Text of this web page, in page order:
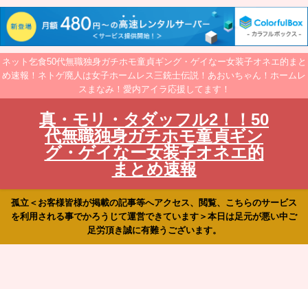
ネット乞食50代無職独身ガチホモ童貞ギング・ゲイなー女装子オネエ的まと
め速報！ネトゲ廃人は女子ホームレス三銃士伝説！あおいちゃん！ホームレ
スまなみ！愛内アイラ応援してます！
真・モリ・タダッフル2！！50
代無職独身ガチホモ童貞ギン
グ・ゲイなー女装子オネエ的
まとめ速報
孤立＜お客様皆様が掲載の記事等へアクセス、閲覧、こちらのサービス
を利用される事でかろうじて運営できています＞本日は足元が悪い中ご
足労頂き誠に有難うございます。